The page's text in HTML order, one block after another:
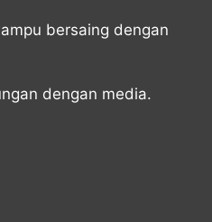
bersaing dengan
dengan media.